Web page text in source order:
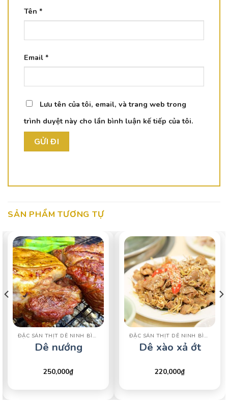
Tên *
Email *
Lưu tên của tôi, email, và trang web trong
trình duyệt này cho lần bình luận kế tiếp của tôi.
SẢN PHẨM TƯƠNG TỰ
ĐẶC SẢN THỊT DÊ NINH BÌNH
Dê nướng
250,000₫
ĐẶC SẢN THỊT DÊ NINH BÌNH
Dê xào xả ớt
220,000₫